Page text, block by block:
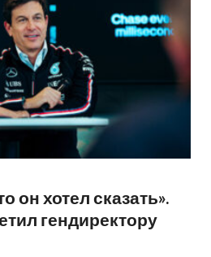
он хотел сказать».
гендиректору